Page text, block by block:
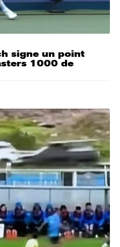
signe un point
1000 de